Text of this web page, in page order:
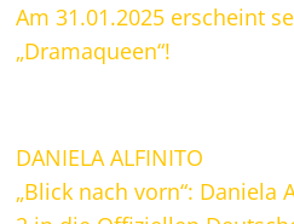
Am 31.01.2025 erscheint
„Dramaqueen“!
DANIELA ALFINITO
„Blick nach vorn“: Daniela